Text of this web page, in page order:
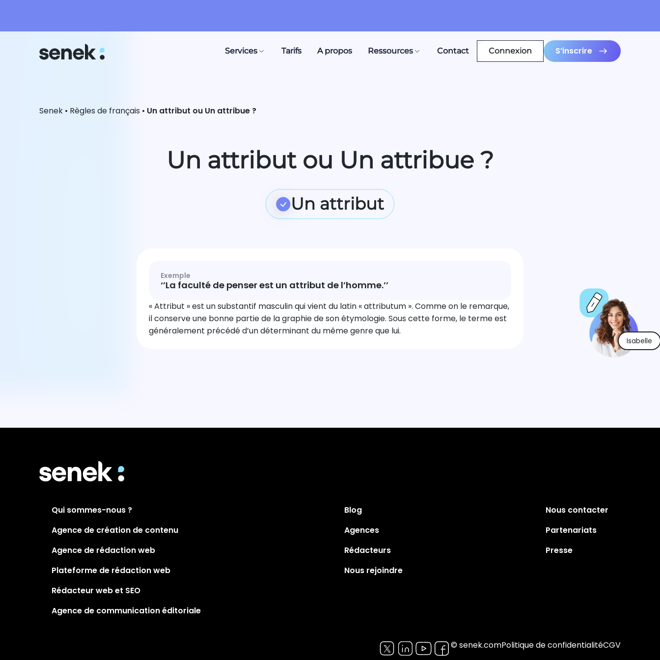
Services Tarifs A propos Ressources Contact Connexion S’inscrire
Senek • Règles de français • Un attribut ou Un attribue ?
Un attribut ou Un attribue ?
Un attribut
Exemple
‘’La faculté de penser est un attribut de l’homme.’’
« Attribut » est un substantif masculin qui vient du latin « attributum ». Comme on le remarque,
il conserve une bonne partie de la graphie de son étymologie. Sous cette forme, le terme est
généralement précédé d’un déterminant du même genre que lui.
Isabelle
Qui sommes-nous ?
Agence de création de contenu
Agence de rédaction web
Plateforme de rédaction web
Rédacteur web et SEO
Agence de communication éditoriale
Blog
Agences
Rédacteurs
Nous rejoindre
Nous contacter
Partenariats
Presse
© senek.comPolitique de confidentialitéCGV